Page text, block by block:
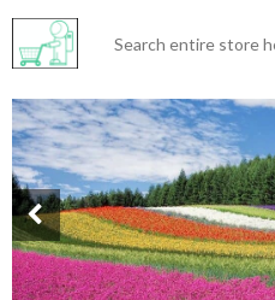
Auf der Suche nach